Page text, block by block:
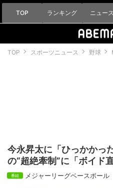
TOP ランキング ニュース
TOP スポーツニュース 野球
今永昇太に「ひっかかっ
の“超絶牽制”に「ボイド
メジャーリーグベースボール